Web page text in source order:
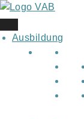
Skip
to
content
Ausbildung